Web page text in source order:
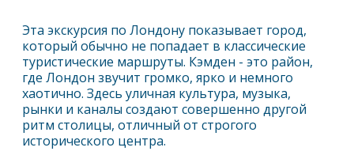
Эта экскурсия поЛондону показывает город,
который обычно не попадает в классические
туристические маршруты. Кэмден - это район,
гдеЛондон звучит громко, ярко и немного
хаотично. Здесь уличная культура, музыка,
рынки и каналы создают совершенно другой
ритм столицы, отличный от строгого
исторического центра.